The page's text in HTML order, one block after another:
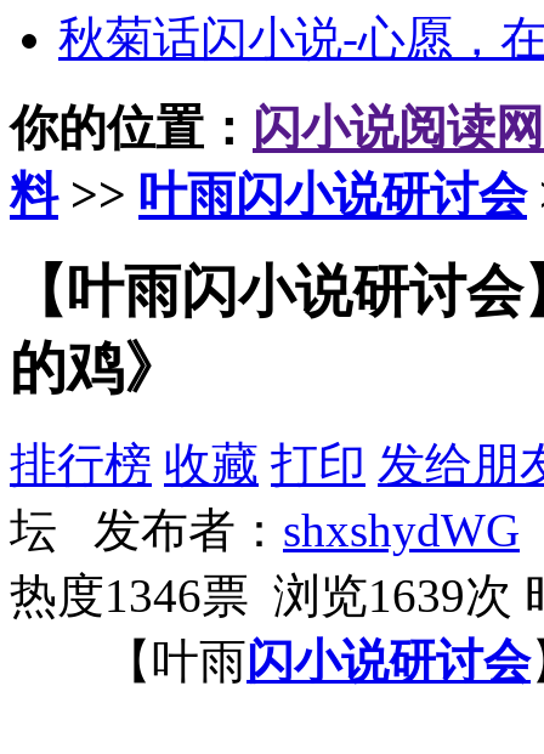
秋菊话闪小说-心愿，
你的位置： 闪小说阅读网
料>> 叶雨闪小说研讨会
【叶雨闪小说研讨
的鸡》
排行榜 收藏 打印 发给朋
坛 发布者： shxshydWG
热度1346票 浏览1639次
【叶雨闪小说研讨会